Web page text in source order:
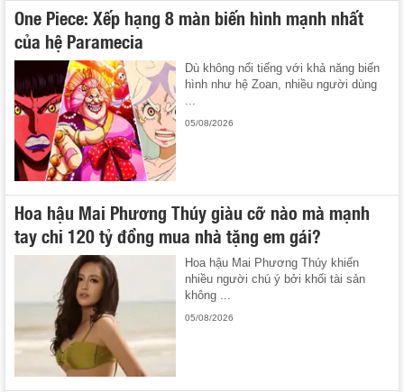
One Piece: Xếp hạng 8 màn biến hình mạnh nhất
của hệ Paramecia
Dù không nổi tiếng với khả năng biến
hình như hệ Zoan, nhiều người dùng
05/08/2026
Hoa hậu Mai Phương Thúy giàu cỡ nào mà mạnh
tay chi 120 tỷ đồng mua nhà tặng em gái?
Hoa hậu Mai Phương Thúy khiến
nhiều người chú ý bởi khối tài sản
không ...
05/08/2026